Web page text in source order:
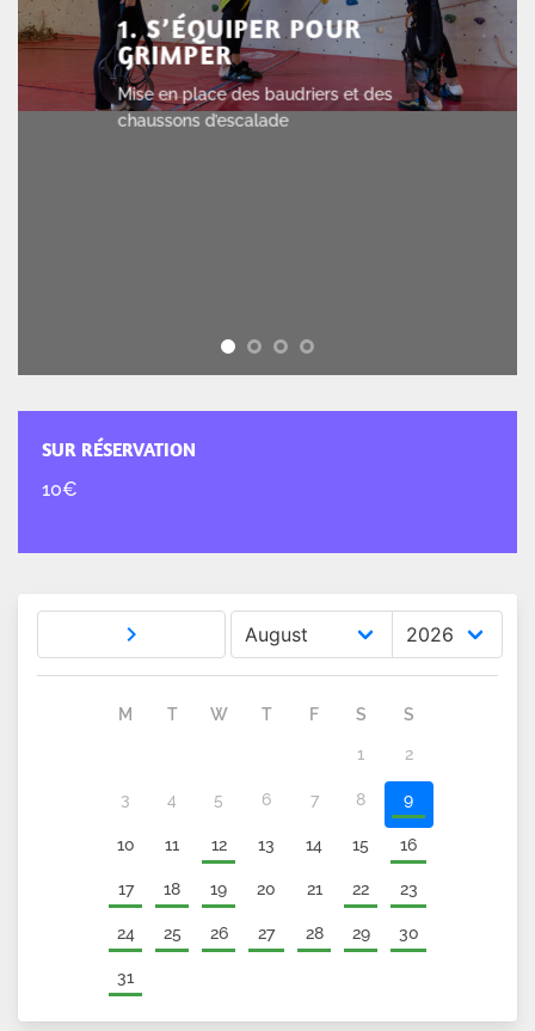
1. S’ÉQUIPER POUR
GRIMPER
Mise en place des baudriers et des
chaussons d’escalade
SUR RÉSERVATION
10€